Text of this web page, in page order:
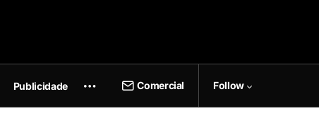
Publicidade Comercial Follow